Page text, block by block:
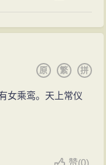
、出众的才能受到
第四年（1896
侵，樊增祥看到了
1896年秋到1897年
为《身后云阁
樊增祥先后任职10
词写作，每日均有
拼
繁
原
女乘鸾。天上常仪
赞(0)